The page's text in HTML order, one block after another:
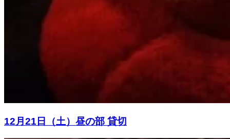
12月21日（土）昼の部 貸切